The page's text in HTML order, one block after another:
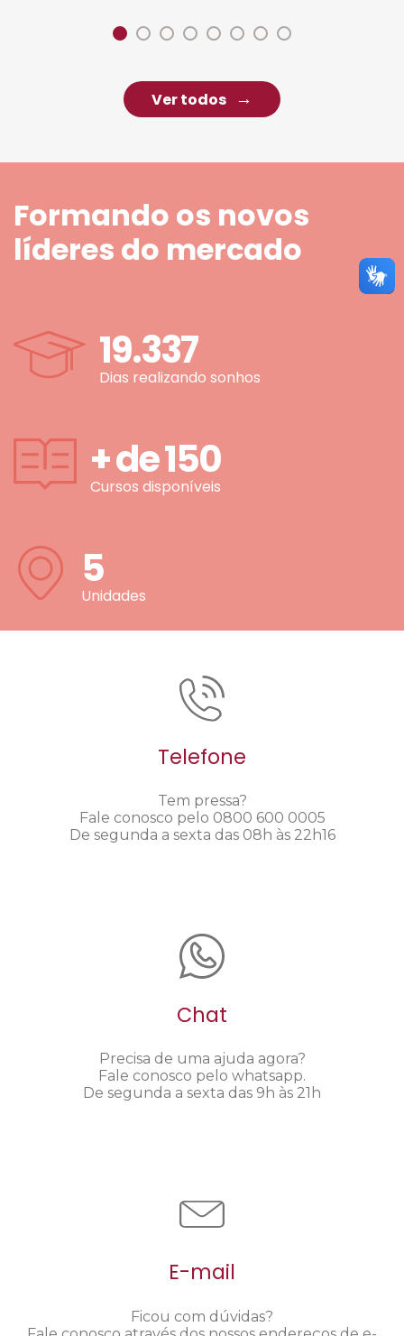
Ver todos
Formando os novos
líderes do mercado
19.337
Dias realizando sonhos
+ de150
Cursos disponíveis
5
Unidades
Telefone
Tem pressa?
Fale conosco pelo 0800 600 0005
De segunda a sexta das 08h às 22h16
Chat
Precisa de uma ajuda agora?
Fale conosco pelo whatsapp.
De segunda a sexta das 9h às 21h
E-mail
Ficou com dúvidas?